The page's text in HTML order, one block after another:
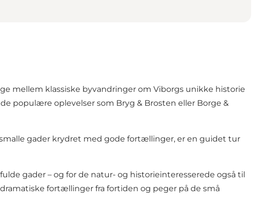
mellem klassiske byvandringer om Viborgs unikke historie
populære oplevelser som Bryg & Brosten eller Borge &
gader krydret med gode fortællinger, er en guidet tur
gader – og for de natur- og historieinteresserede også til
fortællinger fra fortiden og peger på de små